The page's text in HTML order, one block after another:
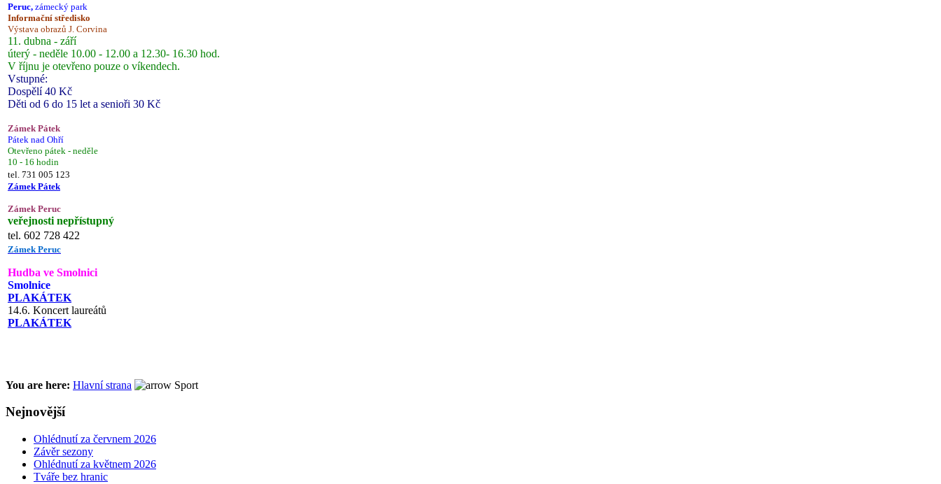
Peruc, zámecký park
Informační středisko
Výstava obrazů J. Corvina
11. dubna - září
úterý - neděle 10.00 - 12.00 a 12.30- 16.30 hod.
V říjnu je otevřeno pouze o víkendech.
Vstupné:
Dospělí 40 Kč
Děti od 6 do 15 let a senioři 30 Kč
Zámek Pátek
Pátek nad Ohří
Otevřeno pátek - neděle
10 - 16 hodin
tel. 731 005 123
Zámek Pátek
Zámek Peruc
veřejnosti nepřístupný
tel. 602 728 422
Zámek Peruc
Hudba ve Smolnici
Smolnice
PLAKÁTEK
14.6. Koncert laureátů
PLAKÁTEK
You are here: Hlavní strana Sport
Nejnovější
Ohlédnutí za červnem 2026
Závěr sezony
Ohlédnutí za květnem 2026
Tváře bez hranic